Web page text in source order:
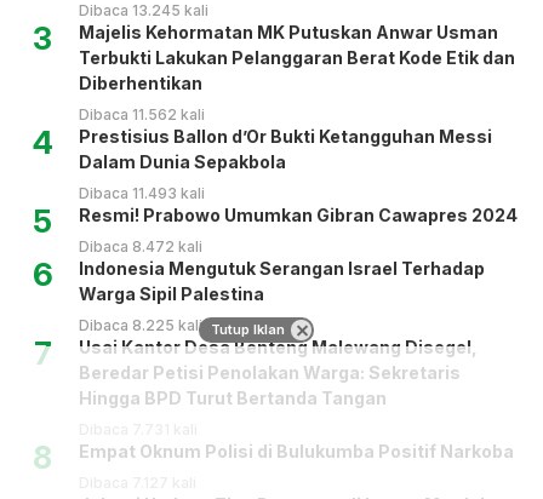
Dibaca 13.245 kali
3
Majelis Kehormatan MK Putuskan Anwar Usman
Terbukti Lakukan Pelanggaran Berat Kode Etik dan
Diberhentikan
Dibaca 11.562 kali
4
Prestisius Ballon d’Or Bukti Ketangguhan Messi
Dalam Dunia Sepakbola
Dibaca 11.493 kali
5 Resmi! Prabowo Umumkan Gibran Cawapres 2024
Dibaca 8.472 kali
6
Indonesia Mengutuk Serangan Israel Terhadap
Warga Sipil Palestina
Dibaca 8.225 kali
7
Usai Kantor Desa Benteng Malewang Disegel,
Beredar Petisi Penolakan Warga: Sekretaris
Hingga BPD Turut Bertanda Tangan
8 Empat Oknum Polisi di Bulukumba Positif Narkoba
Tutup Iklan